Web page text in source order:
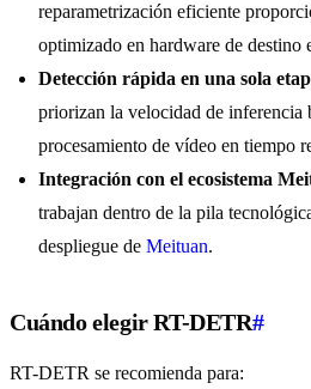
reparametrización eficiente
optimizado en hardware de destino
Detección rápida en una sola
priorizan la velocidad de inferencia
procesamiento de vídeo en tiempo
Integración con el ecosistema
trabajan dentro de la pila
despliegue de Meituan.
Cuándo elegir RT-DETR#
RT-DETR se recomienda para: